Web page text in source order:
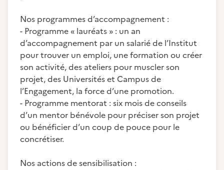
Nos programmes d’accompagnement :
- Programme « lauréats » : un an
d’accompagnement par un salarié de l’Institut
pour trouver un emploi, une formation ou créer
son activité, des ateliers pour muscler son
projet, des Universités et Campus de
l’Engagement, la force d’une promotion.
- Programme mentorat : six mois de conseils
d’un mentor bénévole pour préciser son projet
ou bénéficier d’un coup de pouce pour le
concrétiser.
Nos actions de sensibilisation :